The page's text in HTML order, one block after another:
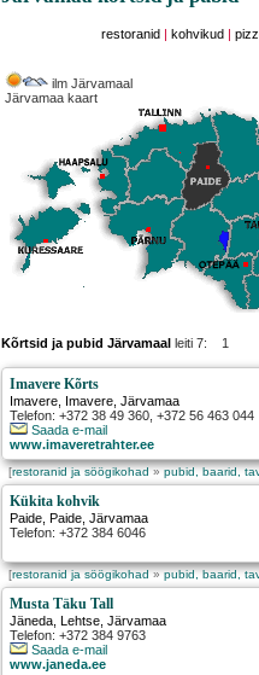
restoranid kohvikud
ilm Järvamaal
Järvamaa kaart
Kõrtsid ja pubid Järvamaal leiti 7: 1
Imavere Kõrts
Imavere Imavere , Järvamaa
Telefon: +372 38 49 360, +372 56 463 044
Saada e-mail
www.imaveretrahter.ee
[restoranid ja söögikohad»pubid, baarid,
Kükita kohvik
Paide Paide , Järvamaa
Telefon: +372 384 6046
[restoranid ja söögikohad»pubid, baarid,
Musta Täku Tall
Jäneda Lehtse , Järvamaa
Telefon: +372 384 9763
Saada e-mail
www.janeda.ee